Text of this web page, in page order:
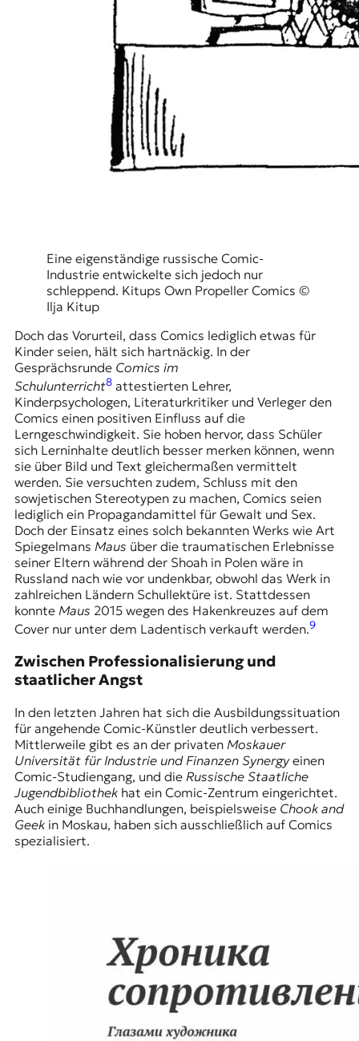
Eine eigenständige russische Comic-
Industrie entwickelte sich jedoch nur
schleppend. Kitups Own Propeller Comics ©
Ilja Kitup
Doch das Vorurteil, dass Comics lediglich etwas für
Kinder seien, hält sich hartnäckig. In der
Gesprächsrunde Comics im
Schulunterricht8attestierten Lehrer,
Kinderpsychologen, Literaturkritiker und Verleger den
Comics einen positiven Einfluss auf die
Lerngeschwindigkeit. Sie hoben hervor, dass Schüler
sich Lerninhalte deutlich besser merken können, wenn
sie über Bild und Text gleichermaßen vermittelt
werden. Sie versuchten zudem, Schluss mit den
sowjetischen Stereotypen zu machen, Comics seien
lediglich ein Propagandamittel für Gewalt und Sex.
Doch der Einsatz eines solch bekannten Werks wie Art
Spiegelmans Maus über die traumatischen Erlebnisse
seiner Eltern während der Shoah in Polen wäre in
Russland nach wie vor undenkbar, obwohl das Werk in
zahlreichen Ländern Schullektüre ist. Stattdessen
konnte Maus 2015 wegen des Hakenkreuzes auf dem
Cover nur unter dem Ladentisch verkauft werden.9
Zwischen Professionalisierung und
staatlicher Angst
In den letzten Jahren hat sich die Ausbildungssituation
für angehende Comic-Künstler deutlich verbessert.
Mittlerweile gibt es an der privaten Moskauer
Universität für Industrie und Finanzen Synergyeinen
Comic-Studiengang, und die Russische Staatliche
Jugendbibliothekhat ein Comic-Zentrum eingerichtet.
Auch einige Buchhandlungen, beispielsweise Chook and
Geekin Moskau, haben sich ausschließlich auf Comics
spezialisiert.